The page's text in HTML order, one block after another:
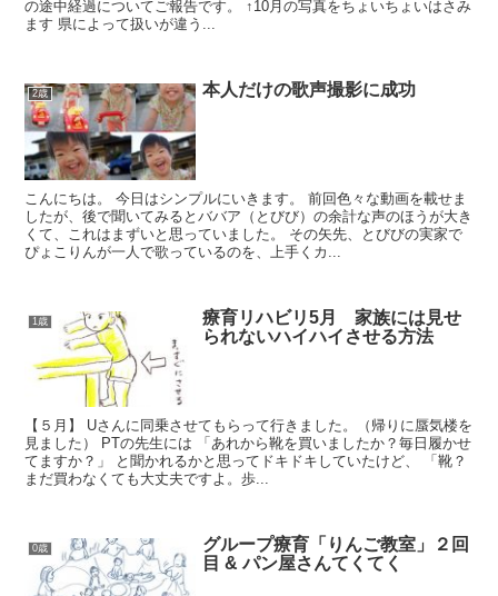
の途中経過についてご報告です。 ↑10月の写真をちょいちょいはさみ
ます 県によって扱いが違う...
2歳 本人だけの歌声撮影に成功
こんにちは。 今日はシンプルにいきます。 前回色々な動画を載せま
したが、後で聞いてみるとババア（とびび）の余計な声のほうが大き
くて、これはまずいと思っていました。 その矢先、とびびの実家で
ぴょこりんが一人で歌っているのを、上手くカ...
1歳
療育リハビリ5月 家族には見せ
られないハイハイさせる方法
【５月】 Uさんに同乗させてもらって行きました。（帰りに蜃気楼を
見ました） PTの先生には 「あれから靴を買いましたか？毎日履かせ
てますか？」 と聞かれるかと思ってドキドキしていたけど、 「靴？
まだ買わなくても大丈夫ですよ。歩...
0歳
グループ療育「りんご教室」２回
目 & パン屋さんてくてく